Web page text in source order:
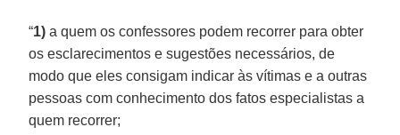
“1) a quem os confessores podem recorrer para obter
os esclarecimentos e sugestões necessários, de
modo que eles consigam indicar às vítimas e a outras
pessoas com conhecimento dos fatos especialistas a
quem recorrer;